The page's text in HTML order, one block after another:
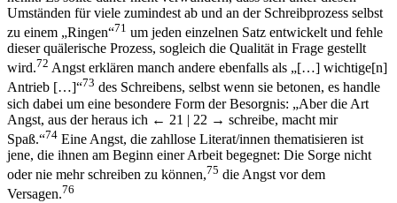
Umständen für viele zumindest ab und an der Schreibprozess selbst
zu einem „Ringen“71 um jeden einzelnen Satz entwickelt und fehle
dieser quälerische Prozess, sogleich die Qualität in Frage gestellt
wird.72 Angst erklären manch andere ebenfalls als „[…] wichtige[n]
Antrieb […]“73 des Schreibens, selbst wenn sie betonen, es handle
sich dabei um eine besondere Form der Besorgnis: „Aber die Art
Angst, aus der heraus ich ← 21 | 22 → schreibe, macht mir
Spaß.“74 Eine Angst, die zahllose Literat/innen thematisieren ist
jene, die ihnen am Beginn einer Arbeit begegnet: Die Sorge nicht
oder nie mehr schreiben zu können,75 die Angst vor dem
Versagen.76